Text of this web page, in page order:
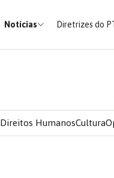
Notícias Diretrizes do
Direitos HumanosCultura